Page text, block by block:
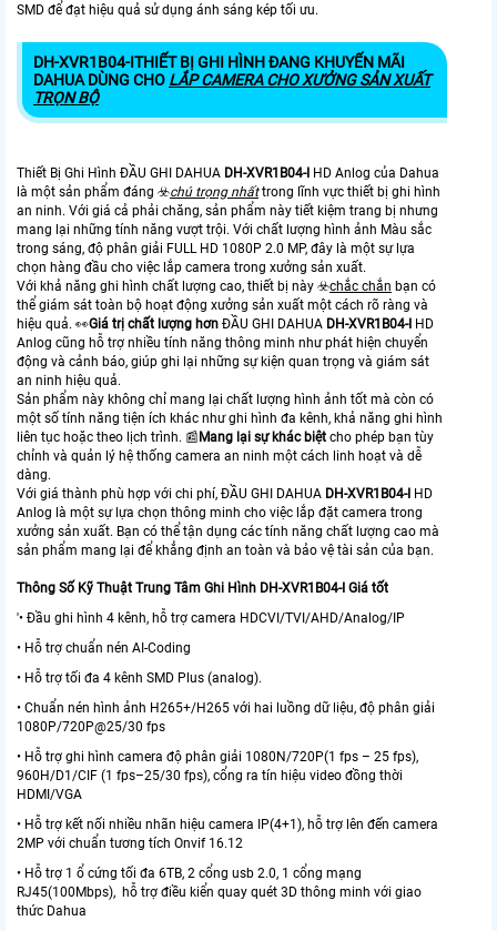
SMD để đạt hiệu quả sử dụng ánh sáng kép tối ưu.
DH-XVR1B04-ITHIẾT BỊ GHI HÌNH ĐANG KHUYẾN MÃI
DAHUA DÙNG CHO LẮP CAMERA CHO XƯỞNG SẢN XUẤT
TRỌN BỘ
Thiết Bị Ghi Hình ĐẦU GHI DAHUA DH-XVR1B04-I HD Anlog của Dahua
là một sản phẩm đáng ☣️chú trọng nhấttrong lĩnh vực thiết bị ghi hình
an ninh. Với giá cả phải chăng, sản phẩm này tiết kiệm trang bị nhưng
mang lại những tính năng vượt trội. Với chất lượng hình ảnh Màu sắc
trong sáng, độ phân giải FULL HD 1080P 2.0 MP, đây là một sự lựa
chọn hàng đầu cho việc lắp camera trong xưởng sản xuất.
Với khả năng ghi hình chất lượng cao, thiết bị này ☣️chắc chắn bạn có
thể giám sát toàn bộ hoạt động xưởng sản xuất một cách rõ ràng và
hiệu quả. ️👀Giá trị chất lượng hơn ĐẦU GHI DAHUA DH-XVR1B04-I HD
Anlog cũng hỗ trợ nhiều tính năng thông minh như phát hiện chuyển
động và cảnh báo, giúp ghi lại những sự kiện quan trọng và giám sát
an ninh hiệu quả.
Sản phẩm này không chỉ mang lại chất lượng hình ảnh tốt mà còn có
một số tính năng tiện ích khác như ghi hình đa kênh, khả năng ghi hình
liên tục hoặc theo lịch trình. 📰Mang lại sự khác biệt cho phép bạn tùy
chỉnh và quản lý hệ thống camera an ninh một cách linh hoạt và dễ
dàng.
Với giá thành phù hợp với chi phí, ĐẦU GHI DAHUA DH-XVR1B04-I HD
Anlog là một sự lựa chọn thông minh cho việc lắp đặt camera trong
xưởng sản xuất. Bạn có thể tận dụng các tính năng chất lượng cao mà
sản phẩm mang lại để khẳng định an toàn và bảo vệ tài sản của bạn.
Thông Số Kỹ Thuật Trung Tâm Ghi Hình DH-XVR1B04-I Giá tốt
'• Đầu ghi hình 4 kênh, hỗ trợ camera HDCVI/TVI/AHD/Analog/IP
• Hỗ trợ chuẩn nén AI-Coding
• Hỗ trợ tối đa 4 kênh SMD Plus (analog).
• Chuẩn nén hình ảnh H265+/H265 với hai luồng dữ liệu, độ phân giải
1080P/720P@25/30 fps
• Hỗ trợ ghi hình camera độ phân giải 1080N/720P(1 fps – 25 fps),
960H/D1/CIF (1 fps–25/30 fps), cổng ra tín hiệu video đồng thời
HDMI/VGA
• Hỗ trợ kết nối nhiều nhãn hiệu camera IP(4+1), hỗ trợ lên đến camera
2MP với chuẩn tương tích Onvif 16.12
• Hỗ trợ 1 ổ cứng tối đa 6TB, 2 cổng usb 2.0, 1 cổng mạng
RJ45(100Mbps), hỗ trợ điều kiển quay quét 3D thông minh với giao
thức Dahua